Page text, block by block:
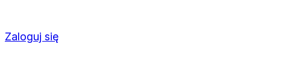
Zaloguj się